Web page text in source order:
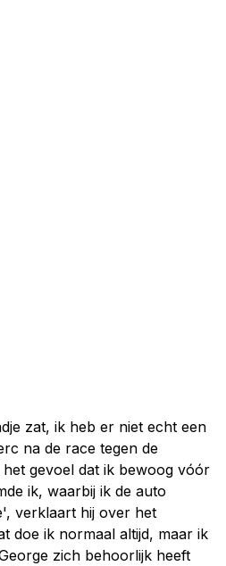
zat, ik heb er niet echt een
na de race tegen de
gevoel dat ik bewoog vóór
ik, waarbij ik de auto
verklaart hij over het
doe ik normaal altijd, maar ik
zich behoorlijk heeft